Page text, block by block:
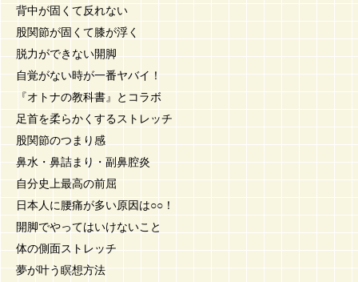
背中が固くて反れない
股関節が固くて膝が浮く
脱力ができない開脚
自覚がない時が一番ヤバイ！
『オトナの教科書』とコラボ
足首を柔らかくするストレッチ
股関節のつまり感
鼻水・鼻詰まり・副鼻腔炎
自分史上最高の前屈
日本人に腰痛が多い原因は○○！
開脚でやってはいけないこと
体の側面ストレッチ
夢が叶う瞑想方法